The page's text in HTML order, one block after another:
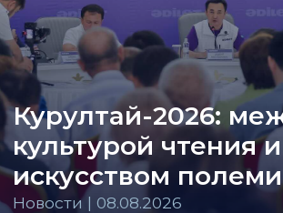
Курултай-2026:
культурой чтения и
искусством
Новости | 08.08.2026